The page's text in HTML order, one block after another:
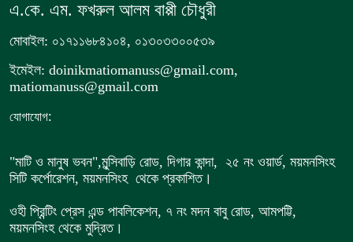
এ.কে. এম. ফখরুল আলম বাপ্পী চৌধুরী
মোবাইল: ০১৭১১৬৮৪১০৪, ০১৩০৩৩০০৫৩৯
ইমেইল: doinikmatiomanuss@gmail.com,
matiomanuss@gmail.com
যোগাযোগ:
"মাটি ও মানুষ ভবন",মুন্সিবাড়ি রোড, দিগার কান্দা, ২৫ নং ওয়ার্ড, ময়মনসিংহ
সিটি কর্পোরেশন, ময়মনসিংহ থেকে প্রকাশিত।
ওহী প্রিন্টিং প্রেস এন্ড পাবলিকেশন, ৭ নং মদন বাবু রোড, আমপট্টি,
ময়মনসিংহ থেকে মুদ্রিত।